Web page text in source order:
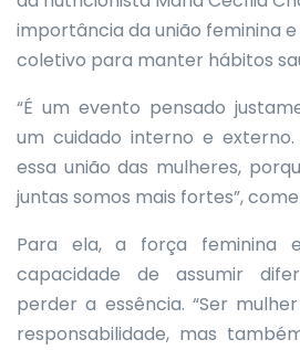
importância da união feminina
coletivo para manter hábitos
“É um evento pensado
um cuidado interno e
essa união das mulheres,
juntas somos mais fortes”,
Para ela, a força feminina
capacidade de assumir
perder a essência. “Ser
responsabilidade, mas